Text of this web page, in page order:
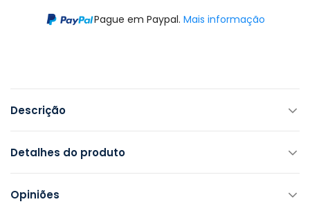
Pague em Paypal. Mais informação
Descrição
Detalhes do produto
Opiniões